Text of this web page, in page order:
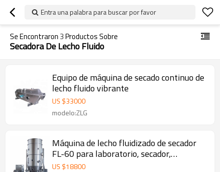
Entra una palabra para buscar por favor
Se Encontraron3Productos Sobre
Secadora De Lecho Fluido
Equipo de máquina de secado continuo de
lecho fluido vibrante
US $33000
modelo:ZLG
Máquina de lecho fluidizado de secador
FL-60 para laboratorio, secador,
granulador, revestimiento muti-función
US $18800